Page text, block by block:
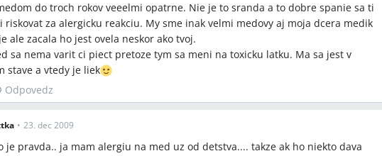
do troch rokov veeelmi opatrne. Nie je to sranda a to dobre spanie sa ti
riskovat za alergicku reakciu. My sme inak velmi medovy aj moja dcera medik
ale zacala ho jest ovela neskor ako tvoj.
sa nema varit ci piect pretoze tym sa meni na toxicku latku. Ma sa jest v
stave a vtedy je liek
Odpovedz
• 23. dec 2009
je pravda.. ja mam alergiu na med uz od detstva.... takze ak ho niekto dava